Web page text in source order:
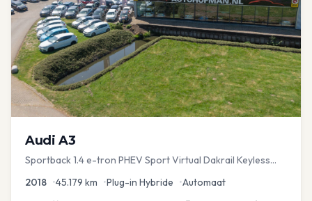
Audi A3
Sportback 1.4 e-tron PHEV Sport Virtual Dakrail Keyless
2018 •45.179 km •Plug-in Hybride •Automaat